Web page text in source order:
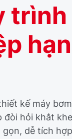
kế máy
đòi hỏi khắt
dễ tích